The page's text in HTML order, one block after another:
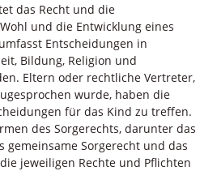
das Recht und die
und die Entwicklung eines
Entscheidungen in
Bildung, Religion und
Eltern oder rechtliche Vertreter,
wurde, haben die
für das Kind zu treffen.
des Sorgerechts, darunter das
gemeinsame Sorgerecht und das
jeweiligen Rechte und Pflichten